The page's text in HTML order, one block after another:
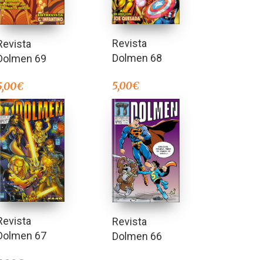
69
€
Revista
Dolmen 68
5,00€
67
Revista
Dolmen 66